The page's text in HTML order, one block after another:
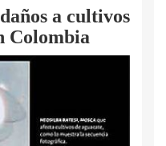
a cultivos
Colombia